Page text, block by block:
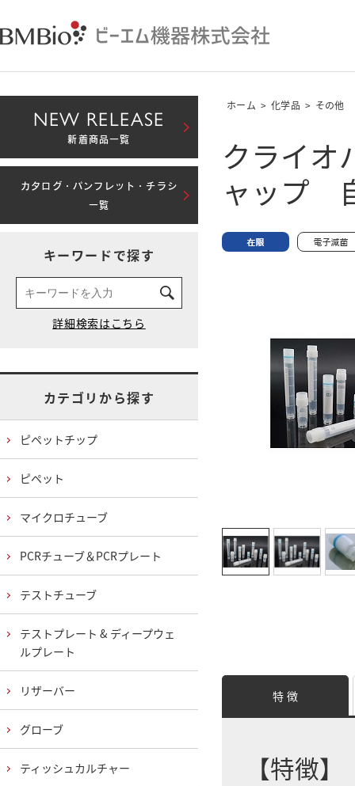
ホーム > 化学品 > その他
クライ
ャップ
特 徴
【特徴】
NEW RELEASE
新着商品一覧
カタログ・パンフレット・チラシ
一覧
キーワードで探す
カテゴリから探す
ピペットチップ
ピペット
マイクロチューブ
PCRチューブ＆PCRプレート
テストチューブ
テストプレート & ディープウェ
ルプレート
リザーバー
グローブ
ティッシュカルチャー